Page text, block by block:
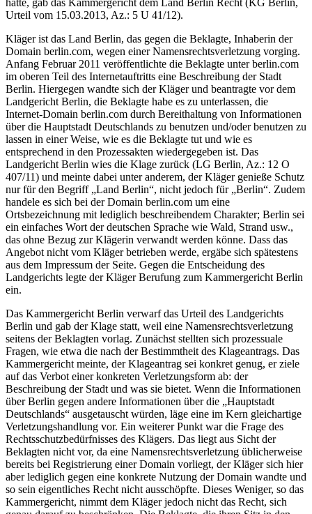
Urteil vom 15.03.2013, Az.: 5 U 41/12).
Kläger ist das Land Berlin, das gegen die Beklagte, Inhaberin der
Domain berlin.com, wegen einer Namensrechtsverletzung vorging.
Anfang Februar 2011 veröffentlichte die Beklagte unter berlin.com
im oberen Teil des Internetauftritts eine Beschreibung der Stadt
Berlin. Hiergegen wandte sich der Kläger und beantragte vor dem
Landgericht Berlin, die Beklagte habe es zu unterlassen, die
Internet-Domain berlin.com durch Bereithaltung von Informationen
über die Hauptstadt Deutschlands zu benutzen und/oder benutzen zu
lassen in einer Weise, wie es die Beklagte tut und wie es
entsprechend in den Prozessakten wiedergegeben ist. Das
Landgericht Berlin wies die Klage zurück (LG Berlin, Az.: 12 O
407/11) und meinte dabei unter anderem, der Kläger genieße Schutz
nur für den Begriff „Land Berlin“, nicht jedoch für „Berlin“. Zudem
handele es sich bei der Domain berlin.com um eine
Ortsbezeichnung mit lediglich beschreibendem Charakter; Berlin sei
ein einfaches Wort der deutschen Sprache wie Wald, Strand usw.,
das ohne Bezug zur Klägerin verwandt werden könne. Dass das
Angebot nicht vom Kläger betrieben werde, ergäbe sich spätestens
aus dem Impressum der Seite. Gegen die Entscheidung des
Landgerichts legte der Kläger Berufung zum Kammergericht Berlin
ein.
Das Kammergericht Berlin verwarf das Urteil des Landgerichts
Berlin und gab der Klage statt, weil eine Namensrechtsverletzung
seitens der Beklagten vorlag. Zunächst stellten sich prozessuale
Fragen, wie etwa die nach der Bestimmtheit des Klageantrags. Das
Kammergericht meinte, der Klageantrag sei konkret genug, er ziele
auf das Verbot einer konkreten Verletzungsform ab: der
Beschreibung der Stadt und was sie bietet. Wenn die Informationen
über Berlin gegen andere Informationen über die „Hauptstadt
Deutschlands“ ausgetauscht würden, läge eine im Kern gleichartige
Verletzungshandlung vor. Ein weiterer Punkt war die Frage des
Rechtsschutzbedürfnisses des Klägers. Das liegt aus Sicht der
Beklagten nicht vor, da eine Namensrechtsverletzung üblicherweise
bereits bei Registrierung einer Domain vorliegt, der Kläger sich hier
aber lediglich gegen eine konkrete Nutzung der Domain wandte und
so sein eigentliches Recht nicht ausschöpfte. Dieses Weniger, so das
Kammergericht, nimmt dem Kläger jedoch nicht das Recht, sich